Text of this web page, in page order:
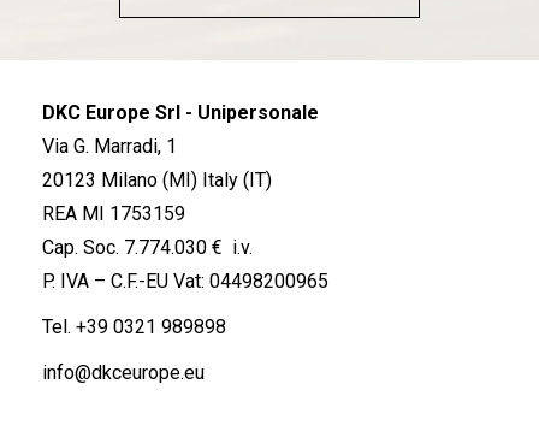
DKC Europe Srl - Unipersonale
Via G. Marradi, 1
20123 Milano (MI) Italy (IT)
REA MI 1753159
Cap. Soc. 7.774.030 € i.v.
P. IVA – C.F.-EU Vat: 04498200965
Tel. +39 0321 989898
info@dkceurope.eu